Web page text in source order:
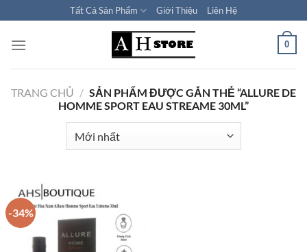
qua
nội
Tất Cả Sản Phẩm Giới Thiệu Liên Hệ
0
TRANG CHỦ / SẢN PHẨM ĐƯỢC GẮN THẺ “ALLURE DE
HOMME SPORT EAU STREAME 30ML”
-34%